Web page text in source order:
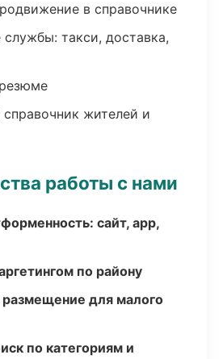
в справочнике
такси, доставка,
жителей и
работы с нами
сайт, app,
по району
размещение для малого
по категориям и